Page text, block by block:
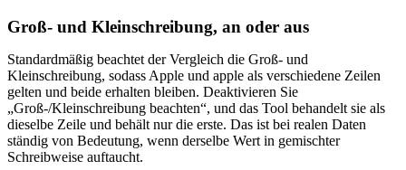
Groß- und Kleinschreibung, an oder aus
Standardmäßig beachtet der Vergleich die Groß- und
Kleinschreibung, sodass Apple und apple als verschiedene Zeilen
gelten und beide erhalten bleiben. Deaktivieren Sie
„Groß-/Kleinschreibung beachten“, und das Tool behandelt sie als
dieselbe Zeile und behält nur die erste. Das ist bei realen Daten
ständig von Bedeutung, wenn derselbe Wert in gemischter
Schreibweise auftaucht.